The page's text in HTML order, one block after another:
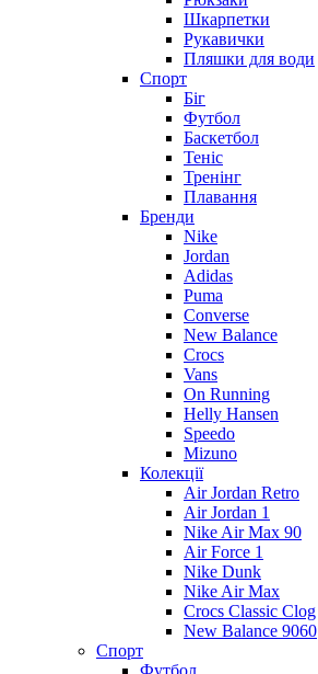
Шкарпетки
Рукавички
Пляшки для води
Спорт
Біг
Футбол
Баскетбол
Теніс
Тренінг
Плавання
Бренди
Nike
Jordan
Adidas
Puma
Converse
New Balance
Crocs
Vans
On Running
Helly Hansen
Speedo
Mizuno
Колекції
Air Jordan Retro
Air Jordan 1
Nike Air Max 90
Air Force 1
Nike Dunk
Nike Air Max
Crocs Classic Clog
New Balance 9060
Спорт
Футбол